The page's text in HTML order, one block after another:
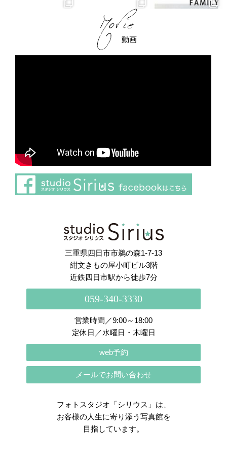
Instagram でフォロー
動画
三重県四日市市鵜の森1-7-13
紺文きもの屋小町ビル3階
近鉄四日市駅から徒歩7分
059-340-3330
営業時間／9:00～18:00
定休日／水曜日・木曜日
web予約
メールでお問い合わせ
フォトスタジオ「シリウス」は、
お客様の人生に寄り添う写真館を
目指しています。